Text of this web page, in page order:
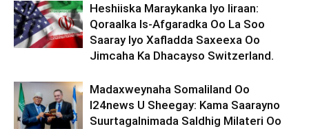
Heshiiska Maraykanka Iyo Iiraan:
Qoraalka Is-Afgaradka Oo La Soo
Saaray Iyo Xafladda Saxeexa Oo
Jimcaha Ka Dhacayso Switzerland.
Madaxweynaha Somaliland Oo
I24news U Sheegay: Kama Saarayno
Suurtagalnimada Saldhig Milateri Oo